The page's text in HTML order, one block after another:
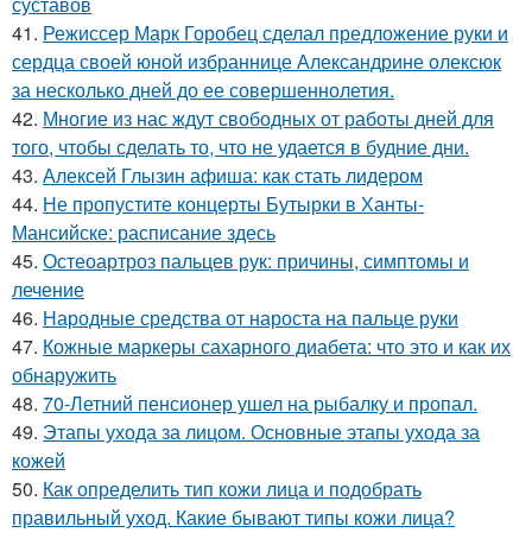
41. Режиссер Марк Горобец сделал предложение руки и
сердца своей юной избраннице Александрине олексюк
за несколько дней до ее совершеннолетия.
42. Многие из нас ждут свободных от работы дней для
того, чтобы сделать то, что не удается в будние дни.
43. Алексей Глызин афиша: как стать лидером
44. Не пропустите концерты Бутырки в Ханты-
Мансийске: расписание здесь
45. Остеоартроз пальцев рук: причины, симптомы и
лечение
46. Народные средства от нароста на пальце руки
47. Кожные маркеры сахарного диабета: что это и как их
обнаружить
48. 70-Летний пенсионер ушел на рыбалку и пропал.
49. Этапы ухода за лицом. Основные этапы ухода за
кожей
50. Как определить тип кожи лица и подобрать
правильный уход. Какие бывают типы кожи лица?